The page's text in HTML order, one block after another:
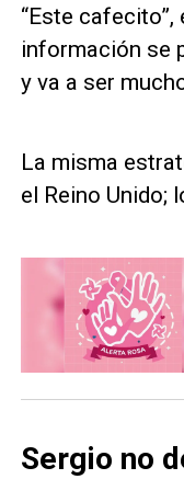
“Este
información se
y va a ser
La misma
el Reino Unido;
Sergio no